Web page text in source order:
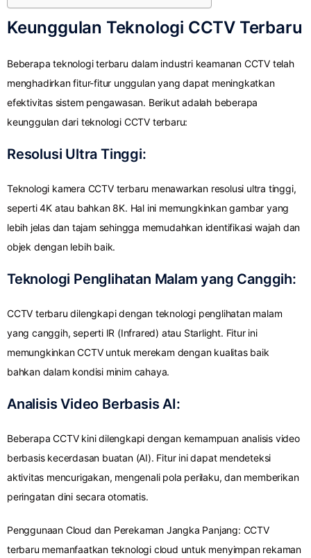
Keunggulan Teknologi CCTV Terbaru
Beberapa teknologi terbaru dalam industri keamanan CCTV telah
menghadirkan fitur-fitur unggulan yang dapat meningkatkan
efektivitas sistem pengawasan. Berikut adalah beberapa
keunggulan dari teknologi CCTV terbaru:
Resolusi Ultra Tinggi:
Teknologi kamera CCTV terbaru menawarkan resolusi ultra tinggi,
seperti 4K atau bahkan 8K. Hal ini memungkinkan gambar yang
lebih jelas dan tajam sehingga memudahkan identifikasi wajah dan
objek dengan lebih baik.
Teknologi Penglihatan Malam yang Canggih:
CCTV terbaru dilengkapi dengan teknologi penglihatan malam
yang canggih, seperti IR (Infrared) atau Starlight. Fitur ini
memungkinkan CCTV untuk merekam dengan kualitas baik
bahkan dalam kondisi minim cahaya.
Analisis Video Berbasis AI:
Beberapa CCTV kini dilengkapi dengan kemampuan analisis video
berbasis kecerdasan buatan (AI). Fitur ini dapat mendeteksi
aktivitas mencurigakan, mengenali pola perilaku, dan memberikan
peringatan dini secara otomatis.
Penggunaan Cloud dan Perekaman Jangka Panjang: CCTV
terbaru memanfaatkan teknologi cloud untuk menyimpan rekaman